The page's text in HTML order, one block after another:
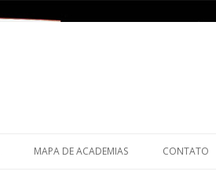
MAPA DE ACADEMIAS CONTATO